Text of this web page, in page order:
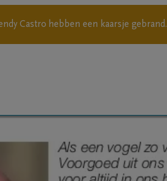
Castro hebben een kaarsje gebrand.